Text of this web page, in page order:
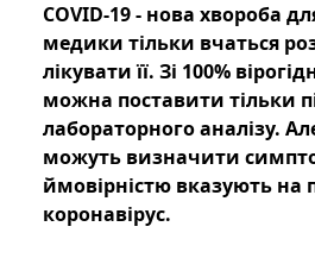
COVID-19 - нова хвороба
медики тільки вчаться
лікувати її. Зі 100%
можна поставити тільки
лабораторного аналізу.
можуть визначити
ймовірністю вказують на
коронавірус.